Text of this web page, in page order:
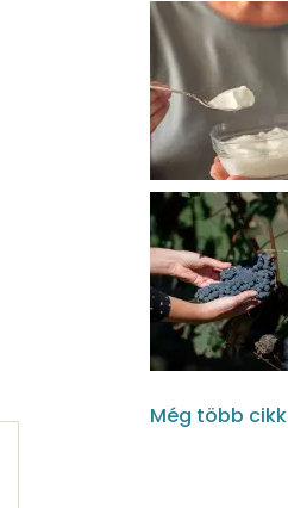
Még több cikk